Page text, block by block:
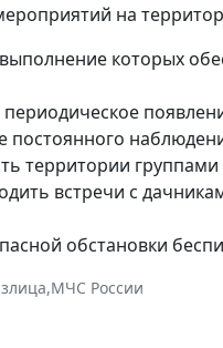
на
которых
постоянного
территории
встречи с
обстановки
,МЧС России